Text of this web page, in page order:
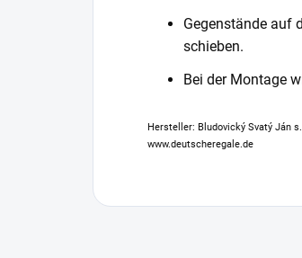
Gegenstände auf
schieben.
Bei der Montage
Hersteller: Bludovický Svatý Ján
www.deutscheregale.de